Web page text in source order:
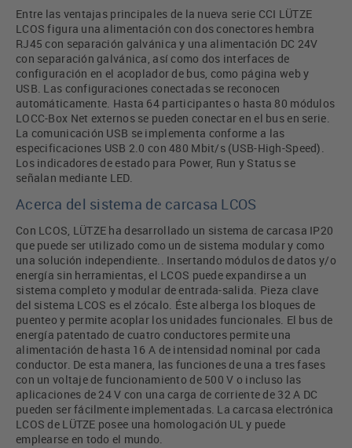
Entre las ventajas principales de la nueva serie CCI LÜTZE
LCOS figura una alimentación con dos conectores hembra
RJ45 con separación galvánica y una alimentación DC 24V
con separación galvánica, así como dos interfaces de
configuración en el acoplador de bus, como página web y
USB. Las configuraciones conectadas se reconocen
automáticamente. Hasta 64 participantes o hasta 80 módulos
LOCC-Box Net externos se pueden conectar en el bus en serie.
La comunicación USB se implementa conforme a las
especificaciones USB 2.0 con 480 Mbit/s (USB-High-Speed).
Los indicadores de estado para Power, Run y Status se
señalan mediante LED.
Acerca del sistema de carcasa LCOS
Con LCOS, LÜTZE ha desarrollado un sistema de carcasa IP20
que puede ser utilizado como un de sistema modular y como
una solución independiente.. Insertando módulos de datos y/o
energía sin herramientas, el LCOS puede expandirse a un
sistema completo y modular de entrada-salida. Pieza clave
del sistema LCOS es el zócalo. Éste alberga los bloques de
puenteo y permite acoplar los unidades funcionales. El bus de
energía patentado de cuatro conductores permite una
alimentación de hasta 16 A de intensidad nominal por cada
conductor. De esta manera, las funciones de una a tres fases
con un voltaje de funcionamiento de 500 V o incluso las
aplicaciones de 24 V con una carga de corriente de 32 A DC
pueden ser fácilmente implementadas. La carcasa electrónica
LCOS de LÜTZE posee una homologación UL y puede
emplearse en todo el mundo.